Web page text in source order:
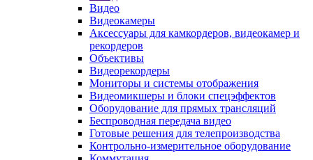
Видео
Видеокамеры
Аксессуары для камкордеров, видеокамер и
рекордеров
Объективы
Видеорекордеры
Мониторы и системы отображения
Видеомикшеры и блоки спецэффектов
Оборудование для прямых трансляций
Беспроводная передача видео
Готовые решения для телепроизводства
Контрольно-измерительное оборудование